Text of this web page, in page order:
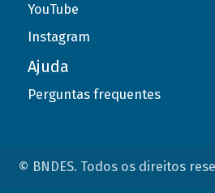
YouTube
Instagram
Ajuda
Perguntas frequentes
© BNDES. Todos os direitos